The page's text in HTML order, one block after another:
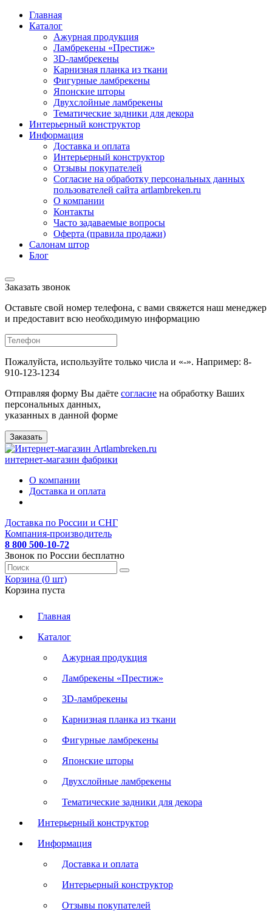
Главная
Каталог
Ажурная продукция
Ламбрекены «Престиж»
3D-ламбрекены
Карнизная планка из ткани
Фигурные ламбрекены
Японские шторы
Двухслойные ламбрекены
Тематические задники для декора
Интерьерный конструктор
Информация
Доставка и оплата
Интерьерный конструктор
Отзывы покупателей
Согласие на обработку персональных данных
пользователей сайта artlambreken.ru
О компании
Контакты
Часто задаваемые вопросы
Оферта (правила продажи)
Салонам штор
Блог
Заказать звонок
Оставьте свой номер телефона, с вами свяжется наш менеджер
и предоставит всю необходимую информацию
Пожалуйста, используйте только числа и «-». Например: 8-
910-123-1234
Отправляя форму Вы даёте согласие на обработку Ваших
персональных данных,
указанных в данной форме
Заказать
интернет-магазин фабрики
О компании
Доставка и оплата
Доставка по России и СНГ
Компания-производитель
8 800 500-10-72
Звонок по России бесплатно
Корзина (0 шт)
Корзина пуста
Главная
Каталог
Ажурная продукция
Ламбрекены «Престиж»
3D-ламбрекены
Карнизная планка из ткани
Фигурные ламбрекены
Японские шторы
Двухслойные ламбрекены
Тематические задники для декора
Интерьерный конструктор
Информация
Доставка и оплата
Интерьерный конструктор
Отзывы покупателей